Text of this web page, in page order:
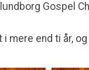
Gospel
mere end ti år,